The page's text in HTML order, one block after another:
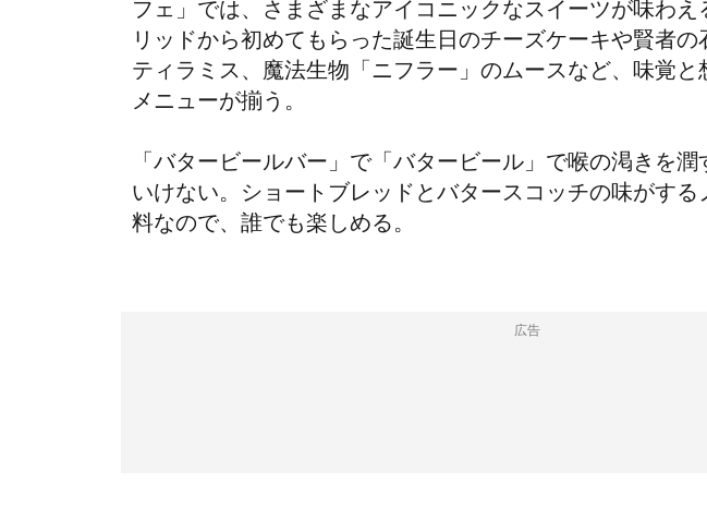
フェ」では、さまざまなアイコニックなスイーツが味わえ
リッドから初めてもらった誕生日のチーズケーキや賢者の
ティラミス、魔法生物「ニフラー」のムースなど、味覚と
メニューが揃う。
「バタービールバー」で「バタービール」で喉の渇きを
いけない。ショートブレッドとバタースコッチの味がする
料なので、誰でも楽しめる。
広告